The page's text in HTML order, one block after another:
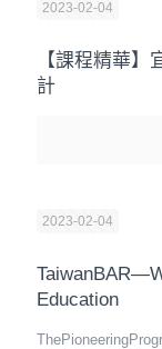
2023-02-04
【課程精華
計
2023-02-04
Education